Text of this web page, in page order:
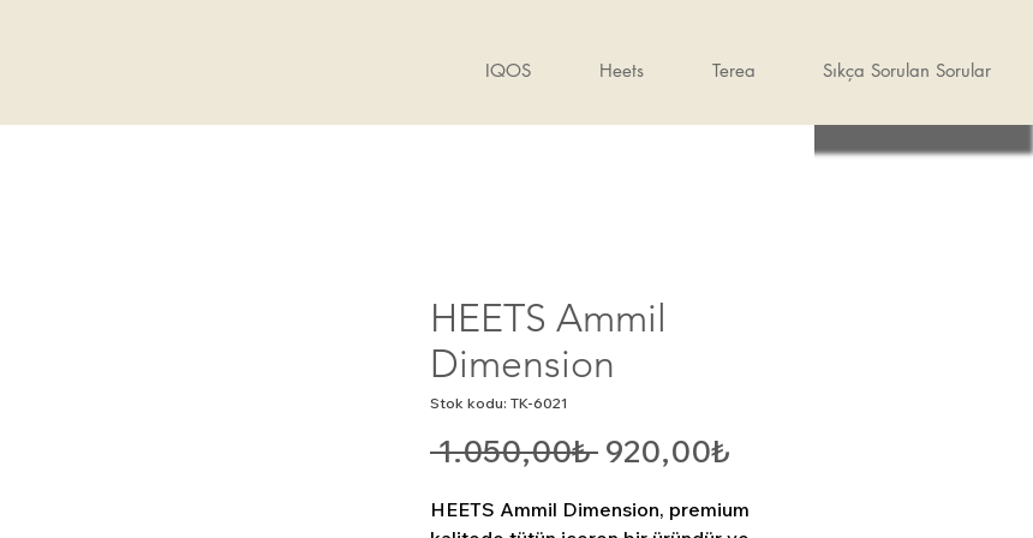
IQOS Heets Terea Sıkça Sorulan Sorular
HEETS Ammil
Dimension
Stok kodu: TK-6021
1.050,00₺ Normal
920,00₺
HEETS Ammil Dimension, premium